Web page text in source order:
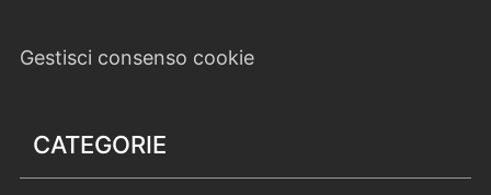
Gestisci consenso cookie
CATEGORIE